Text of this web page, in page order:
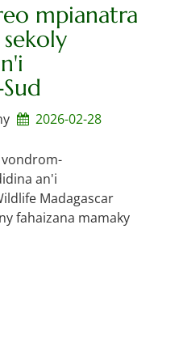
mpianatra
2026-02-28
an'i
Madagascar
fahaizana mamaky